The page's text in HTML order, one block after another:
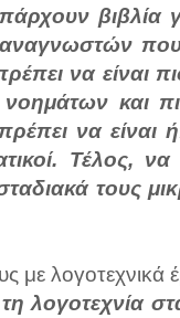
βιβλία
αναγνωστών
να είναι
και
να είναι
Τέλος,
τους
με λογοτεχνικά